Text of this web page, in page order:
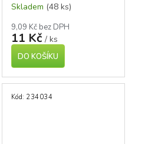
Skladem (48 ks)
9,09 Kč bez DPH
11 Kč / ks
DO KOŠÍKU
Kód: 234034